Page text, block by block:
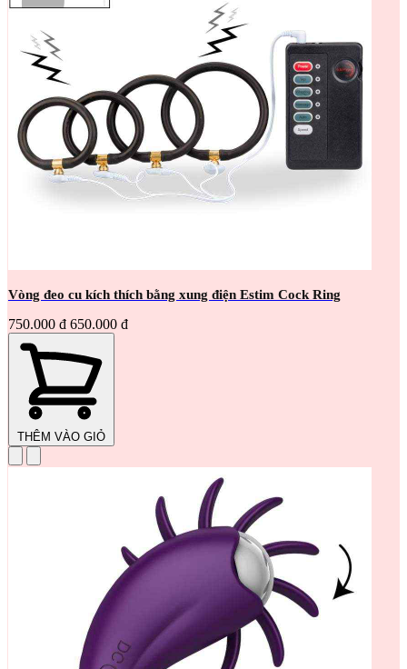
Vòng đeo cu kích thích bằng xung điện Estim Cock Ring
750.000 đ 650.000 đ
THÊM VÀO GIỎ